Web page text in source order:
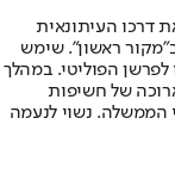
דרכו העיתונאית
ראשון". שימש
לפרשן הפוליטי. במהלך
של חשיפות
הממשלה. נשוי לנעמה